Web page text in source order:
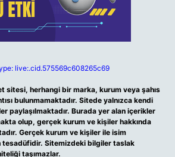
live:.cid.575569c608265c69
sitesi, herhangi bir marka, kurum veya şahıs
bulunmamaktadır. Sitede yalnızca kendi
paylaşılmaktadır. Burada yer alan içerikler
olup, gerçek kurum ve kişiler hakkında
Gerçek kurum ve kişiler ile isim
tesadüfidir. Sitemizdeki bilgiler taslak
taşımazlar.